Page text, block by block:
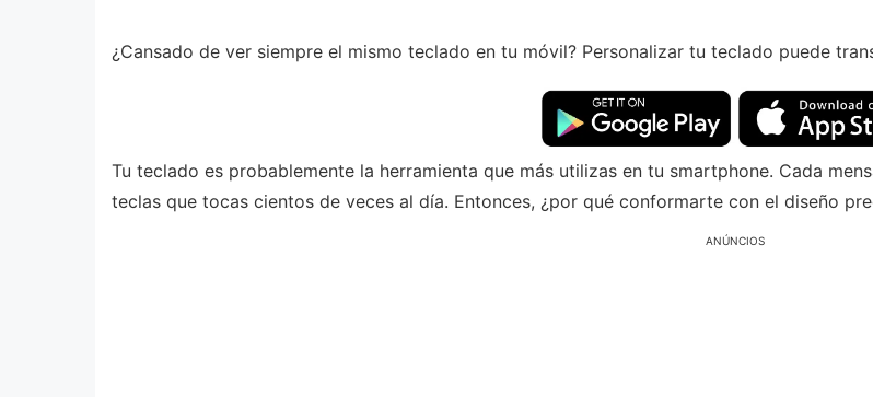
¿Cansado de ver siempre el mismo teclado en tu móvil? Personalizar tu teclado puede
Tu teclado es probablemente la herramienta que más utilizas en tu smartphone. Cada
teclas que tocas cientos de veces al día. Entonces, ¿por qué conformarte con el diseño
ANÚNCIOS